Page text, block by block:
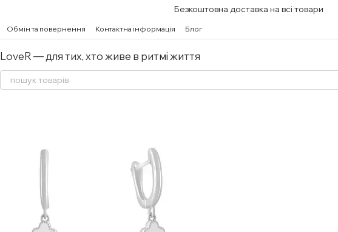
Безкоштовна доставка на всі товари
Обмін та повернення Контактна інформація Блог
LoveR — для тих, хто живе в ритмі життя